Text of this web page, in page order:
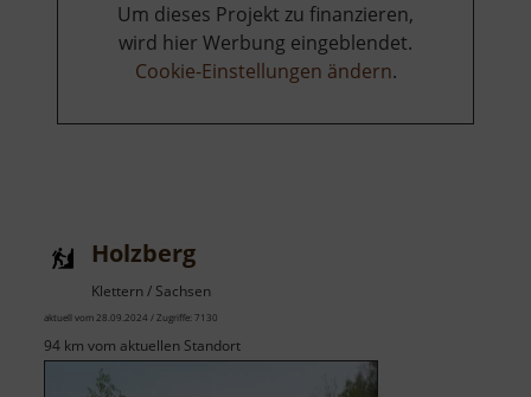
Um dieses Projekt zu finanzieren,
wird hier Werbung eingeblendet.
Cookie-Einstellungen ändern.
Holzberg
Klettern / Sachsen
aktuell vom 28.09.2024 / Zugriffe: 7130
94 km vom aktuellen Standort